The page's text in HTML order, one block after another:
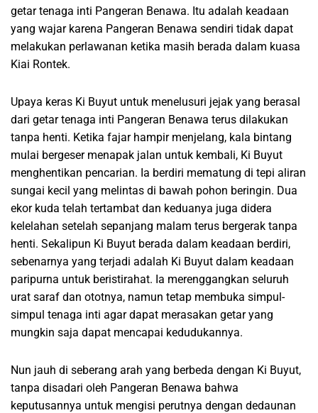
getar tenaga inti Pangeran Benawa. Itu adalah keadaan
yang wajar karena Pangeran Benawa sendiri tidak dapat
melakukan perlawanan ketika masih berada dalam kuasa
Kiai Rontek.
Upaya keras Ki Buyut untuk menelusuri jejak yang berasal
dari getar tenaga inti Pangeran Benawa terus dilakukan
tanpa henti. Ketika fajar hampir menjelang, kala bintang
mulai bergeser menapak jalan untuk kembali, Ki Buyut
menghentikan pencarian. Ia berdiri mematung di tepi aliran
sungai kecil yang melintas di bawah pohon beringin. Dua
ekor kuda telah tertambat dan keduanya juga didera
kelelahan setelah sepanjang malam terus bergerak tanpa
henti. Sekalipun Ki Buyut berada dalam keadaan berdiri,
sebenarnya yang terjadi adalah Ki Buyut dalam keadaan
paripurna untuk beristirahat. Ia merenggangkan seluruh
urat saraf dan ototnya, namun tetap membuka simpul-
simpul tenaga inti agar dapat merasakan getar yang
mungkin saja dapat mencapai kedudukannya.
Nun jauh di seberang arah yang berbeda dengan Ki Buyut,
tanpa disadari oleh Pangeran Benawa bahwa
keputusannya untuk mengisi perutnya dengan dedaunan